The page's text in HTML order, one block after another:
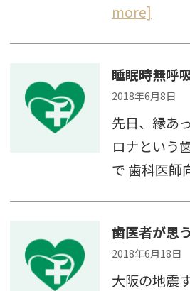
more]
2018年6月8日
先日、縁あ
ロナという
で 歯科医師
2018年6月18日
大阪の地震